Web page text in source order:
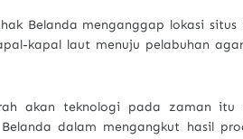
Belanda menganggap lokasi
kapal laut menuju pelabuhan
akan teknologi pada zaman itu
dalam mengangkut hasil